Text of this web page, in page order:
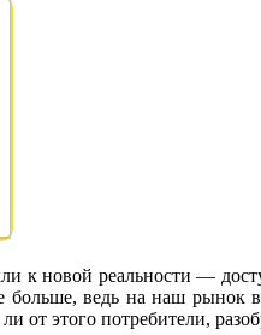
к новой реальности —
больше, ведь на наш
от этого потребители,